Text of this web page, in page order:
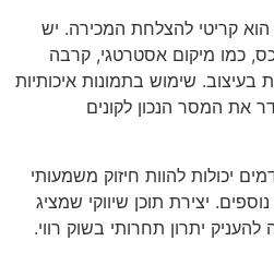
קריטי להצלחת המכירה. יש
כמו מיקום אסטרטגי, קרבה
בעיצוב. שימוש בתמונות איכותיות
את המסר הנכון לקונים
יכולות להוות חיזוק משמעותי
יצירת תוכן שיווקי שמציג
להעניק יתרון תחרותי בשוק רווי.